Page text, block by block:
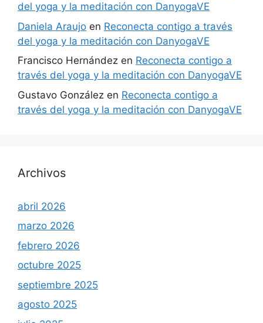
del yoga y la meditación con DanyogaVE
Daniela Araujo en Reconecta contigo a través
del yoga y la meditación con DanyogaVE
Francisco Hernández en Reconecta contigo a
través del yoga y la meditación con DanyogaVE
Gustavo González en Reconecta contigo a
través del yoga y la meditación con DanyogaVE
Archivos
abril 2026
marzo 2026
febrero 2026
octubre 2025
septiembre 2025
agosto 2025